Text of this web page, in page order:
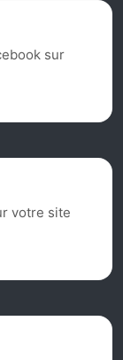
sur
votre site